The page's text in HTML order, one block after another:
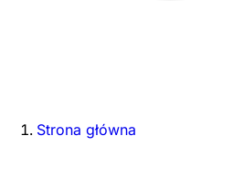
Strona główna